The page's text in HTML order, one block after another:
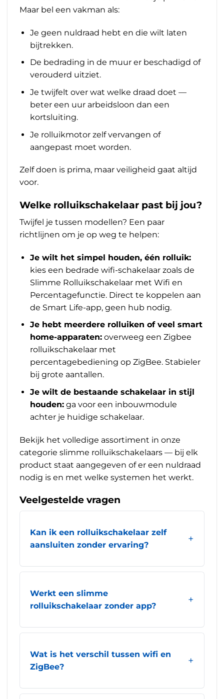
Maar bel een vakman als:
Je geen nuldraad hebt en die wilt laten
bijtrekken.
De bedrading in de muur er beschadigd of
verouderd uitziet.
Je twijfelt over wat welke draad doet —
beter een uur arbeidsloon dan een
kortsluiting.
Je rolluikmotor zelf vervangen of
aangepast moet worden.
Zelf doen is prima, maar veiligheid gaat altijd
voor.
Welke rolluikschakelaar past bij jou?
Twijfel je tussen modellen? Een paar
richtlijnen om je op weg te helpen:
Je wilt het simpel houden, één rolluik:
kies een bedrade wifi-schakelaar zoals de
Slimme Rolluikschakelaar met Wifi en
Percentagefunctie. Direct te koppelen aan
de Smart Life-app, geen hub nodig.
Je hebt meerdere rolluiken of veel smart
home-apparaten:overweeg een Zigbee
rolluikschakelaar met
percentagebediening op ZigBee. Stabieler
bij grote aantallen.
Je wilt de bestaande schakelaar in stijl
houden:ga voor een inbouwmodule
achter je huidige schakelaar.
Bekijk het volledige assortiment in onze
categorie slimme rolluikschakelaars — bij elk
product staat aangegeven of er een nuldraad
nodig is en met welke systemen het werkt.
Veelgestelde vragen
Kan ik een rolluikschakelaar zelf
aansluiten zonder ervaring?
Werkt een slimme
rolluikschakelaar zonder app?
Wat is het verschil tussen wifi en
ZigBee?